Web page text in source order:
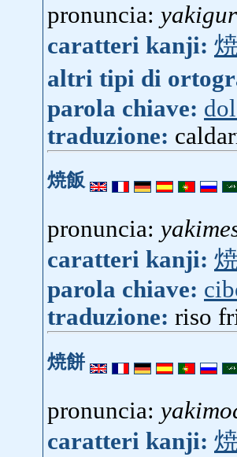
pronuncia:
caratteri kanji:
altri tipi di
parola chiave:
traduzione:
焼飯
pronuncia:
caratteri kanji:
parola chiave:
traduzione: riso
焼餅
pronuncia:
caratteri kanji: